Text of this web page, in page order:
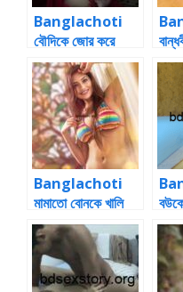
Banglachoti
বৌদিকে জোর করে
ঠাপাতে লাগলাম
গল্প
Banglachoti
মামাতো বোনকে খালি
বাসায়
গ্রুপ